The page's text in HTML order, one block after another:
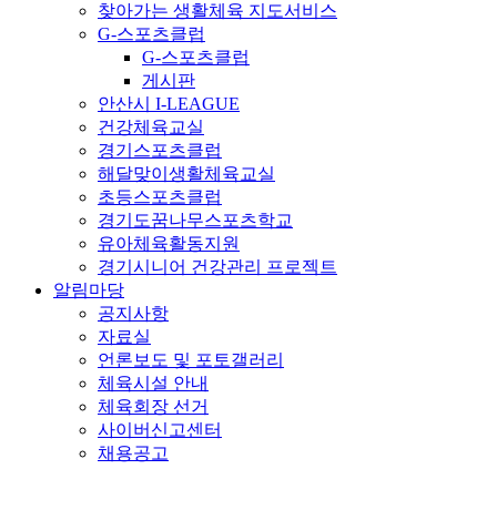
찾아가는 생활체육 지도서비스
G-스포츠클럽
G-스포츠클럽
게시판
안산시 I-LEAGUE
건강체육교실
경기스포츠클럽
해달맞이생활체육교실
초등스포츠클럽
경기도꿈나무스포츠학교
유아체육활동지원
경기시니어 건강관리 프로젝트
알림마당
공지사항
자료실
언론보도 및 포토갤러리
체육시설 안내
체육회장 선거
사이버신고센터
채용공고